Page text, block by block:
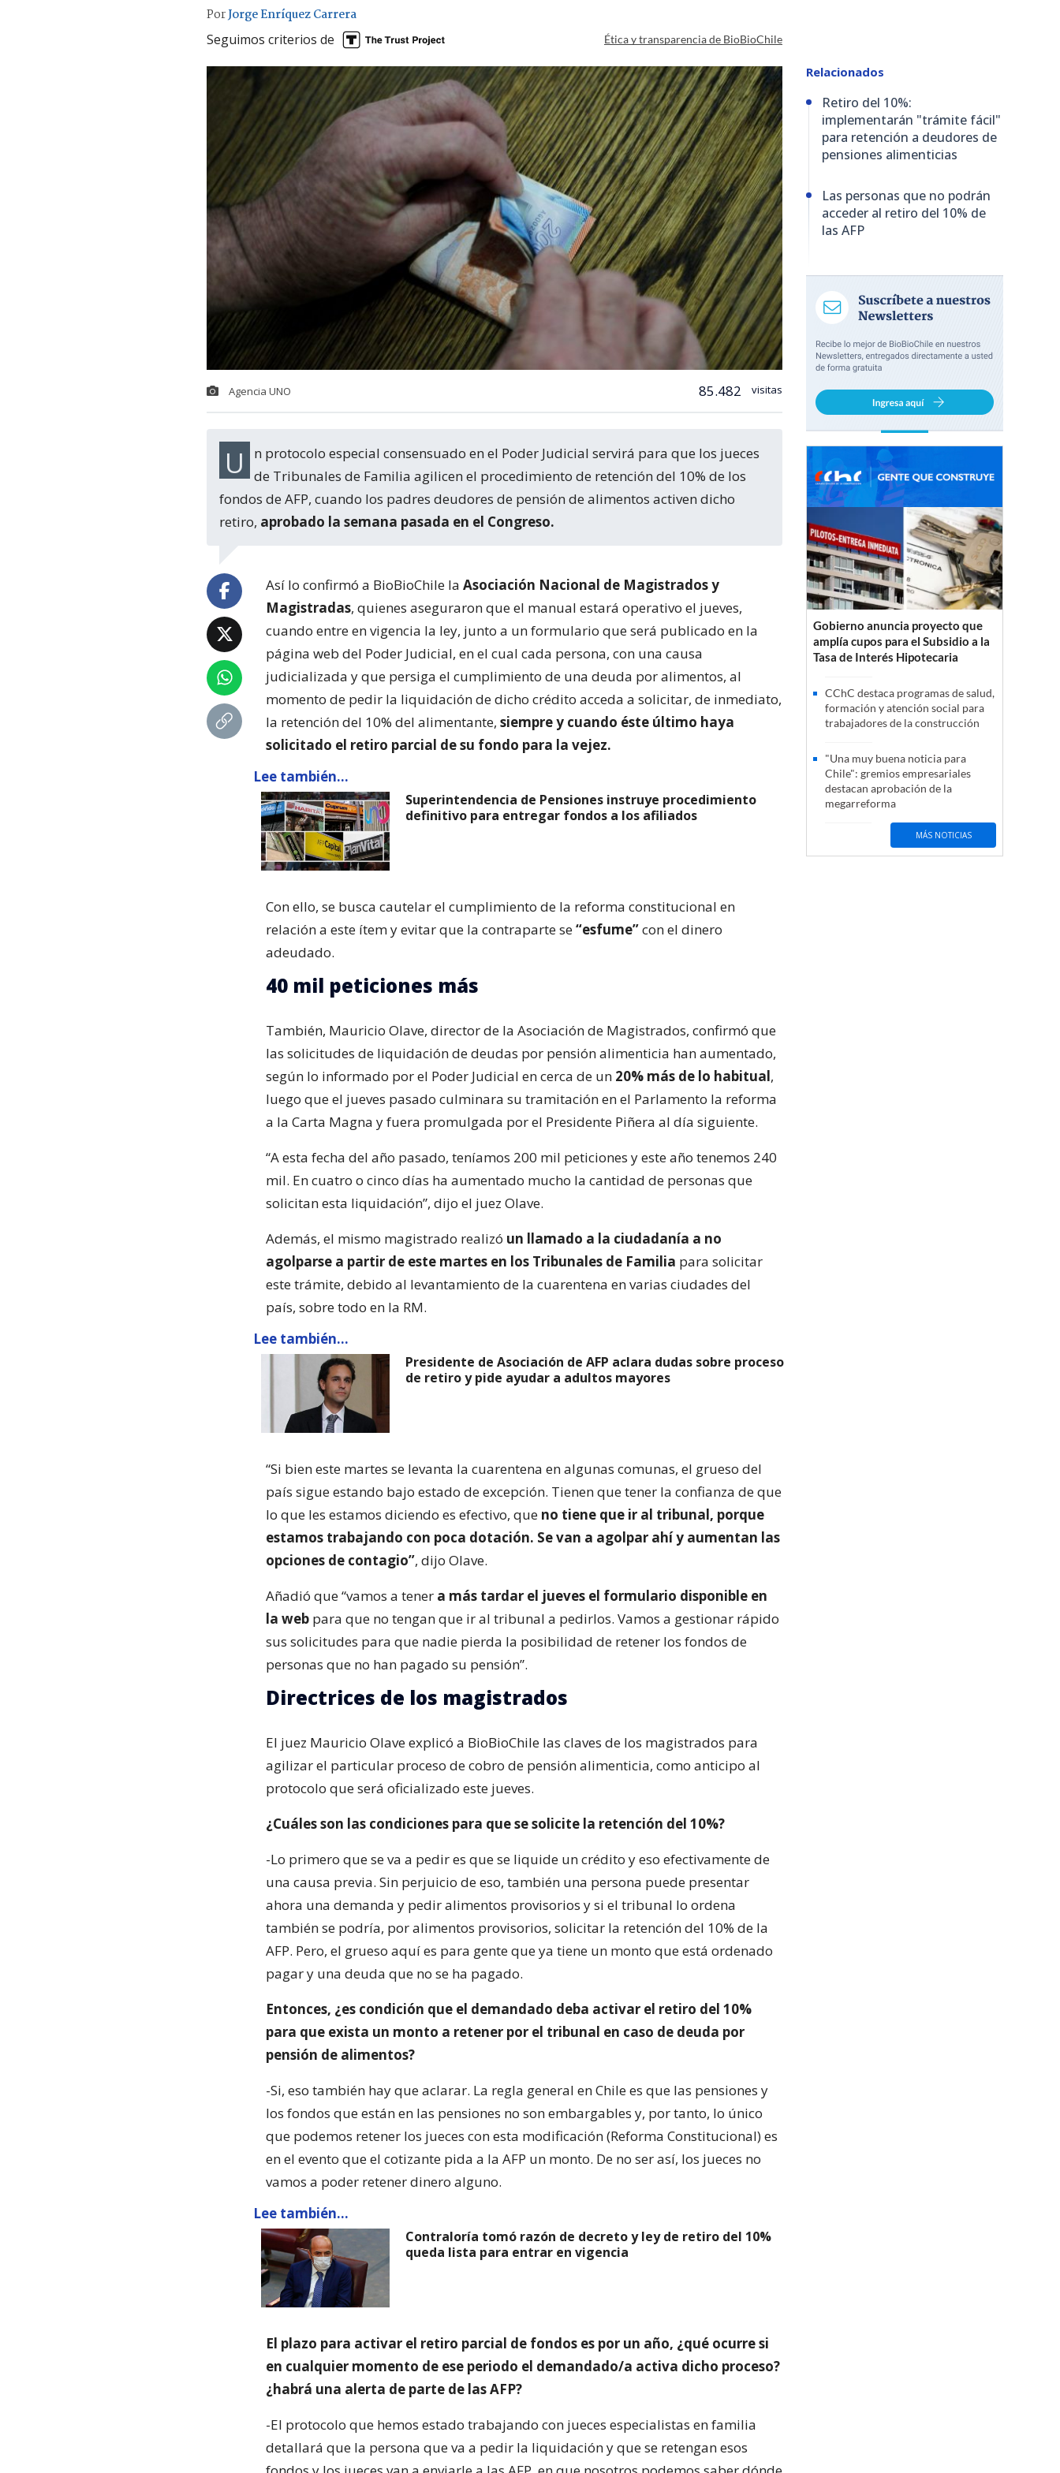
PorJorge Enríquez Carrera
Seguimos criterios de Ética y transparencia de BioBioChile
Agencia UNO 85.482 visitas
Un protocolo especial consensuado en el Poder Judicial servirá para que los jueces
de Tribunales de Familia agilicen el procedimiento de retención del 10% de los
fondos de AFP, cuando los padres deudores de pensión de alimentos activen dicho
retiro, aprobado la semana pasada en el Congreso.
Así lo confirmó a BioBioChile la Asociación Nacional de Magistrados y
Magistradas, quienes aseguraron que el manual estará operativo el jueves,
cuando entre en vigencia la ley, junto a un formulario que será publicado en la
página web del Poder Judicial, en el cual cada persona, con una causa
judicializada y que persiga el cumplimiento de una deuda por alimentos, al
momento de pedir la liquidación de dicho crédito acceda a solicitar, de inmediato,
la retención del 10% del alimentante, siempre y cuando éste último haya
solicitado el retiro parcial de su fondo para la vejez.
Lee también...
Superintendencia de Pensiones instruye procedimiento
definitivo para entregar fondos a los afiliados
Con ello, se busca cautelar el cumplimiento de la reforma constitucional en
relación a este ítem y evitar que la contraparte se“esfume”con el dinero
adeudado.
40 mil peticiones más
También, Mauricio Olave, director de la Asociación de Magistrados, confirmó que
las solicitudes de liquidación de deudas por pensión alimenticia han aumentado,
según lo informado por el Poder Judicial en cerca de un 20% más de lo habitual,
luego que el jueves pasado culminara su tramitación en el Parlamento la reforma
a la Carta Magna y fuera promulgada por el Presidente Piñera al día siguiente.
“A esta fecha del año pasado, teníamos 200 mil peticiones y este año tenemos 240
mil. En cuatro o cinco días ha aumentado mucho la cantidad de personas que
solicitan esta liquidación”, dijo el juez Olave.
Además, el mismo magistrado realizó un llamado a la ciudadanía a no
agolparse a partir de este martes en los Tribunales de Familia para solicitar
este trámite, debido al levantamiento de la cuarentena en varias ciudades del
país, sobre todo en la RM.
Lee también...
Presidente de Asociación de AFP aclara dudas sobre proceso
de retiro y pide ayudar a adultos mayores
“Si bien este martes se levanta la cuarentena en algunas comunas, el grueso del
país sigue estando bajo estado de excepción. Tienen que tener la confianza de que
lo que les estamos diciendo es efectivo, que no tiene que ir al tribunal, porque
estamos trabajando con poca dotación. Se van a agolpar ahí y aumentan las
opciones de contagio”, dijo Olave.
Añadió que “vamos a tener a más tardar el jueves el formulario disponible en
la web para que no tengan que ir al tribunal a pedirlos. Vamos a gestionar rápido
sus solicitudes para que nadie pierda la posibilidad de retener los fondos de
personas que no han pagado su pensión”.
Directrices de los magistrados
El juez Mauricio Olave explicó a BioBioChile las claves de los magistrados para
agilizar el particular proceso de cobro de pensión alimenticia, como anticipo al
protocolo que será oficializado este jueves.
¿Cuáles son las condiciones para que se solicite la retención del 10%?
-Lo primero que se va a pedir es que se liquide un crédito y eso efectivamente de
una causa previa. Sin perjuicio de eso, también una persona puede presentar
ahora una demanda y pedir alimentos provisorios y si el tribunal lo ordena
también se podría, por alimentos provisorios, solicitar la retención del 10% de la
AFP. Pero, el grueso aquí es para gente que ya tiene un monto que está ordenado
pagar y una deuda que no se ha pagado.
Entonces, ¿es condición que el demandado deba activar el retiro del 10%
para que exista un monto a retener por el tribunal en caso de deuda por
pensión de alimentos?
-Si, eso también hay que aclarar. La regla general en Chile es que las pensiones y
los fondos que están en las pensiones no son embargables y, por tanto, lo único
que podemos retener los jueces con esta modificación (Reforma Constitucional) es
en el evento que el cotizante pida a la AFP un monto. De no ser así, los jueces no
vamos a poder retener dinero alguno.
Lee también...
Contraloría tomó razón de decreto y ley de retiro del 10%
queda lista para entrar en vigencia
El plazo para activar el retiro parcial de fondos es por un año, ¿qué ocurre si
en cualquier momento de ese periodo el demandado/a activa dicho proceso?
¿habrá una alerta de parte de las AFP?
-El protocolo que hemos estado trabajando con jueces especialistas en familia
detallará que la persona que va a pedir la liquidación y que se retengan esos
Relacionados
Retiro del 10%:
implementarán "trámite fácil"
para retención a deudores de
pensiones alimenticias
Las personas que no podrán
acceder al retiro del 10% de
las AFP
Gobierno anuncia proyecto que
amplía cupos para el Subsidio a la
Tasa de Interés Hipotecaria
CChC destaca programas de salud,
formación y atención social para
trabajadores de la construcción
"Una muy buena noticia para
Chile": gremios empresariales
destacan aprobación de la
megarreforma
MÁS NOTICIAS